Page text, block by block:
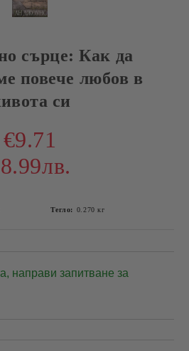
сърце: Как да
повече любов в
си
€9.71
Тегло: 0.270 кг
направи запитване за